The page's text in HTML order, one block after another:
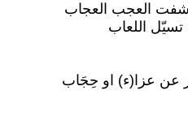
العجب العجاب
اللعاب
عن عزا(ء) او حِجَاب